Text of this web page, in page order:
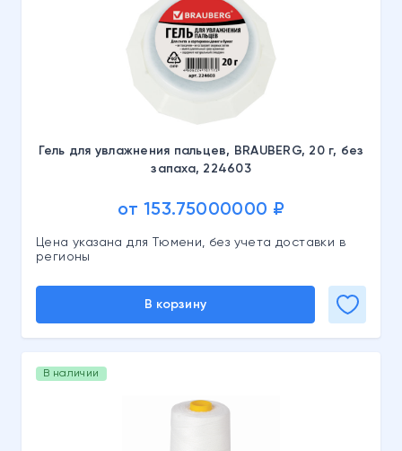
Гель для увлажнения пальцев, BRAUBERG, 20 г, без
запаха, 224603
от 153.75000000 ₽
Цена указана для Тюмени, без учета доставки в
регионы
В корзину
В наличии